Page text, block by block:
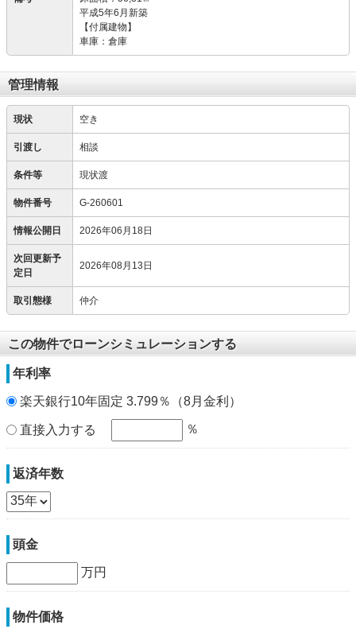
平成5年6月新築
【付属建物】
車庫：倉庫
管理情報
現状 空き
引渡し 相談
条件等 現状渡
物件番号 G-260601
情報公開日 2026年06月18日
次回更新予
定日
2026年08月13日
取引態様 仲介
この物件でローンシミュレーションする
年利率
楽天銀行10年固定 3.799％（8月金利）
直接入力する ％
返済年数
頭金
万円
物件価格